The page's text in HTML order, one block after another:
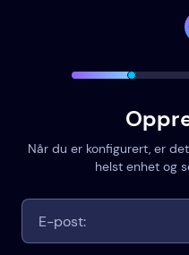
Når du er konfigurert, er
helst enhet og